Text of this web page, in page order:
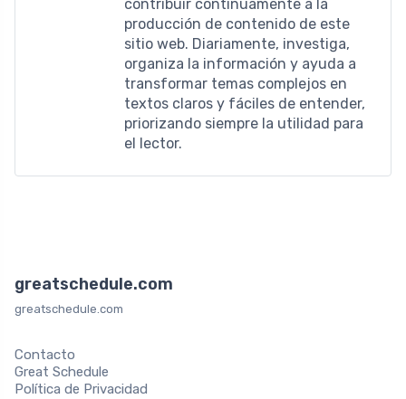
contribuir continuamente a la
producción de contenido de este
sitio web. Diariamente, investiga,
organiza la información y ayuda a
transformar temas complejos en
textos claros y fáciles de entender,
priorizando siempre la utilidad para
el lector.
greatschedule.com
greatschedule.com
Contacto
Great Schedule
Política de Privacidad